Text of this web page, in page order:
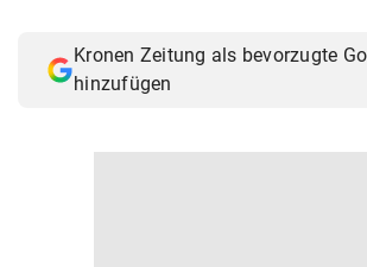
Kronen Zeitung als bevorzugte
hinzufügen